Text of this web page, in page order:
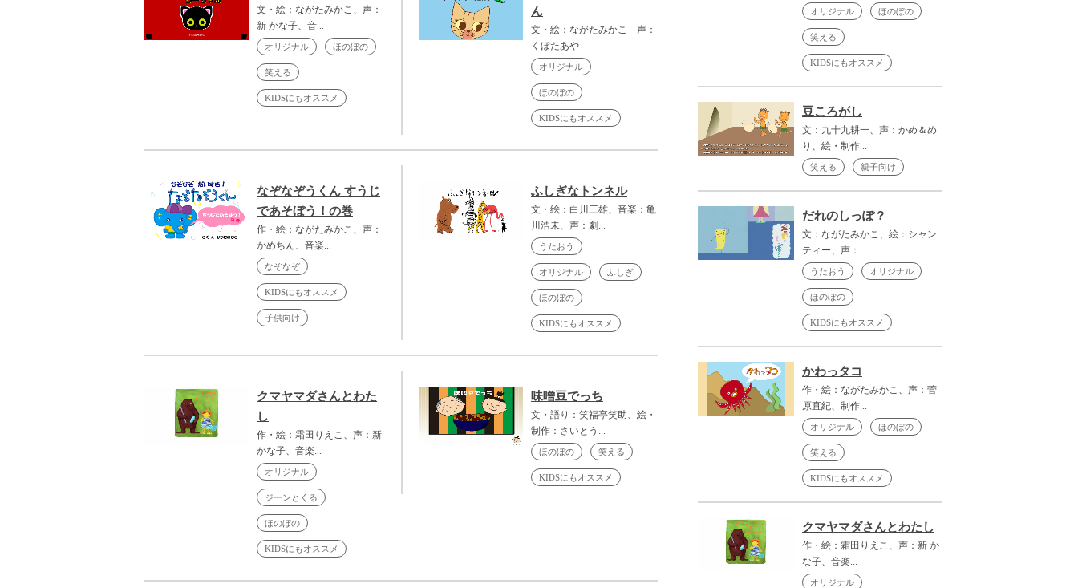
文・絵：ながたみかこ、声：
新 かな子、音...
オリジナル ほのぼの
笑える
KIDSにもオススメ
ん
文・絵：ながたみかこ 声：
くぼたあや
オリジナル
ほのぼの
KIDSにもオススメ
なぞなぞうくん すうじ
であそぼう！の巻
作・絵：ながたみかこ、声：
かめちん、音楽...
なぞなぞ
KIDSにもオススメ
子供向け
ふしぎなトンネル
文・絵：白川三雄、音楽：亀
川浩未、声：劇...
うたおう
オリジナル ふしぎ
ほのぼの
KIDSにもオススメ
クマヤマダさんとわた
し
作・絵：霜田りえこ、声：新
かな子、音楽...
オリジナル
ジーンとくる
ほのぼの
KIDSにもオススメ
味噌豆でっち
文・語り：笑福亭笑助、絵・
制作：さいとう...
ほのぼの 笑える
KIDSにもオススメ
オリジナル ほのぼの
笑える
KIDSにもオススメ
豆ころがし
文：九十九耕一、声：かめ＆め
り、絵・制作...
笑える 親子向け
だれのしっぽ？
文：ながたみかこ、絵：シャン
ティー、声：...
うたおう オリジナル
ほのぼの
KIDSにもオススメ
かわっタコ
作・絵：ながたみかこ、声：菅
原直紀、制作...
オリジナル ほのぼの
笑える
KIDSにもオススメ
クマヤマダさんとわたし
作・絵：霜田りえこ、声：新 か
な子、音楽...
オリジナル